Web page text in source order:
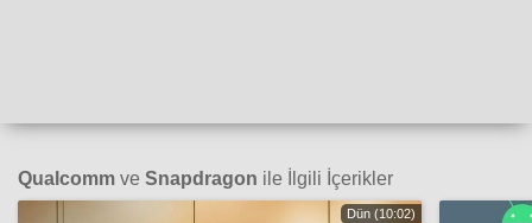
Qualcomm ve Snapdragon ile İlgili İçerikler
Dün (10:02)